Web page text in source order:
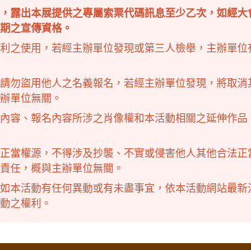
露出本展提供之專屬索票代碼訊息至少乙次，如經
之宣傳資格。
之使用，若經主辦單位發現或第三人檢舉，主辦單
勿盜用他人之名義報名，若經主辦單位發現，將取
單位無關。
容、報名內容所涉之肖像權和本活動相關之延伸作品
當權源，不得涉及抄襲、不實或侵害他人其他合法
任，概與主辦單位無關。
本活動有任何異動或有未盡事宜，依本活動網站最
之權利。